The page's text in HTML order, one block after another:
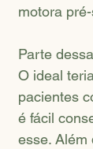
motora
Parte
O ideal
pacientes
é fácil
esse. Além